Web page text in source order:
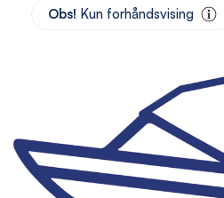
Obs! Kun forhåndsvising